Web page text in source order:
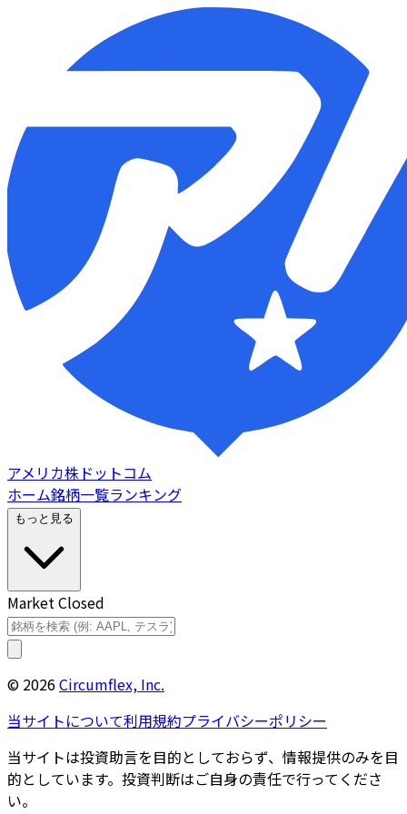
アメリカ株ドットコム
ホーム銘柄一覧ランキング
もっと見る
Market Closed
© 2026Circumflex, Inc.
当サイトについて利用規約プライバシーポリシー
当サイトは投資助言を目的としておらず、情報提供のみを目
的としています。投資判断はご自身の責任で行ってくださ
い。